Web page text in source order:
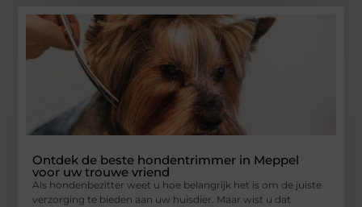
Ontdek de beste hondentrimmer in Meppel
voor uw trouwe vriend
Als hondenbezitter weet u hoe belangrijk het is om de juiste
verzorging te bieden aan uw huisdier. Maar wist u dat